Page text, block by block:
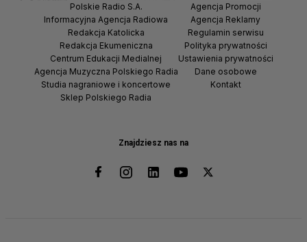
Znajdziesz nas na
Polskie Radio S.A.
Informacyjna Agencja Radiowa
Redakcja Katolicka
Redakcja Ekumeniczna
Centrum Edukacji Medialnej
Agencja Muzyczna Polskiego Radia
Studia nagraniowe i koncertowe
Sklep Polskiego Radia
Agencja Promocji
Agencja Reklamy
Regulamin serwisu
Polityka prywatności
Ustawienia prywatności
Dane osobowe
Kontakt